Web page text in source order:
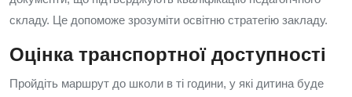
складу. Це допоможе зрозуміти освітню стратегію закладу.
Оцінка транспортної доступності
Пройдіть маршрут до школи в ті години, у які дитина буде